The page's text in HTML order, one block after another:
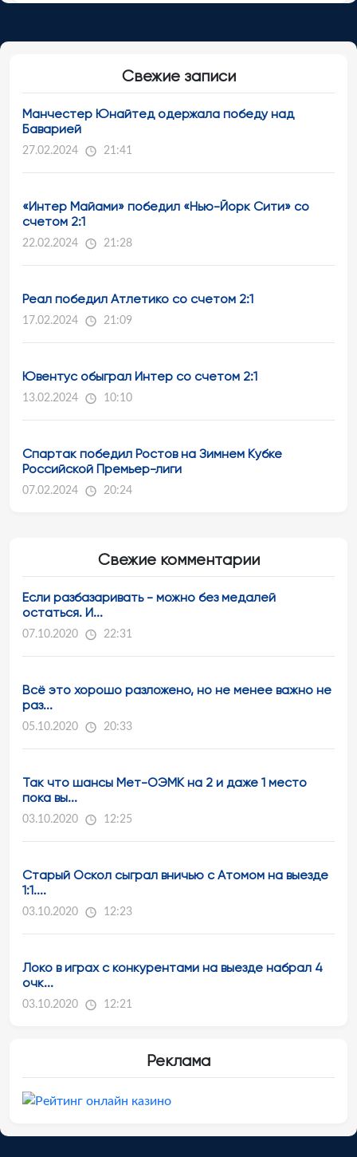
Свежие записи
Манчестер Юнайтед одержала победу над
Баварией
27.02.2024 21:41
«Интер Майами» победил «Нью-Йорк Сити» со
счетом 2:1
22.02.2024 21:28
Реал победил Атлетико со счетом 2:1
17.02.2024 21:09
Ювентус обыграл Интер со счетом 2:1
13.02.2024 10:10
Спартак победил Ростов на Зимнем Кубке
Российской Премьер-лиги
07.02.2024 20:24
Свежие комментарии
Если разбазаривать - можно без медалей
остаться. И...
07.10.2020 22:31
Всё это хорошо разложено, но не менее важно не
раз...
05.10.2020 20:33
Так что шансы Мет-ОЭМК на 2 и даже 1 место
пока вы...
03.10.2020 12:25
Старый Оскол сыграл вничью с Атомом на выезде
1:1....
03.10.2020 12:23
Локо в играх с конкурентами на выезде набрал 4
очк...
03.10.2020 12:21
Реклама